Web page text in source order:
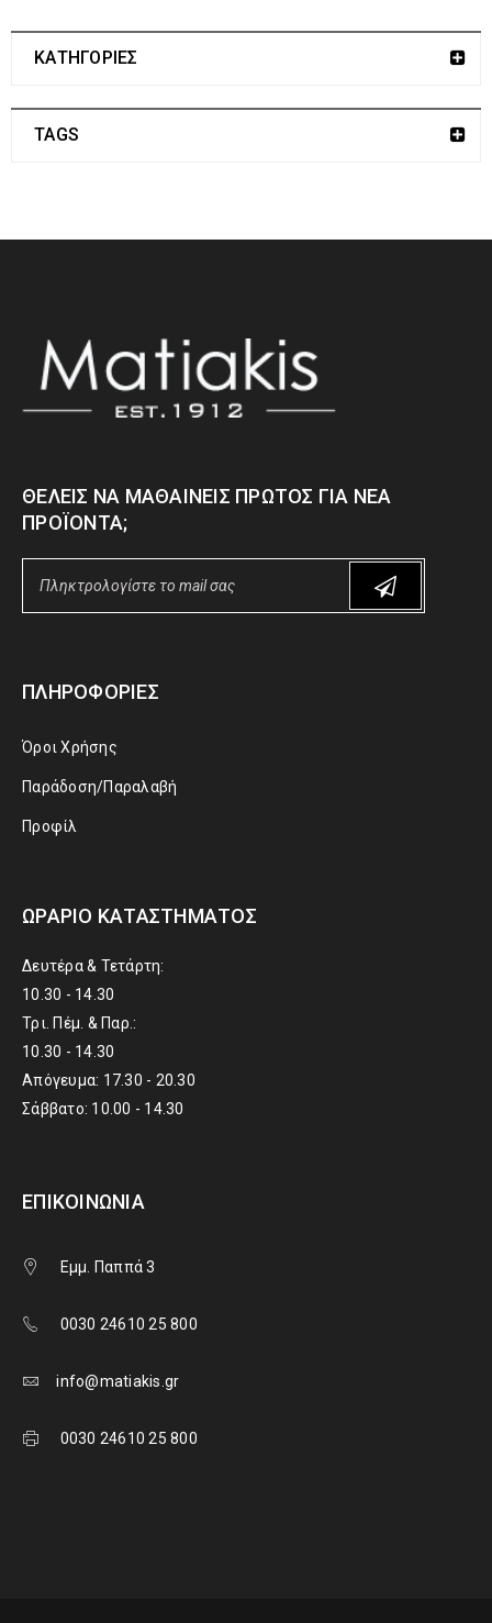
ΚΑΤΗΓΟΡΙΕΣ
TAGS
ΘΈΛΕΙΣ ΝΑ ΜΑΘΑΊΝΕΙΣ ΠΡΏΤΟΣ ΓΙΑ ΝΈΑ
ΠΡΟΪΌΝΤΑ;
ΠΛΗΡΟΦΟΡΊΕΣ
Όροι Χρήσης
Παράδοση/Παραλαβή
Προφίλ
ΩΡΆΡΙΟ ΚΑΤΑΣΤΉΜΑΤΟΣ
Δευτέρα & Τετάρτη:
10.30 - 14.30
Τρι. Πέμ. & Παρ.:
10.30 - 14.30
Απόγευμα: 17.30 - 20.30
Σάββατο: 10.00 - 14.30
ΕΠΙΚΟΙΝΩΝΊΑ
Εμμ. Παππά 3
0030 24610 25 800
info@matiakis.gr
0030 24610 25 800